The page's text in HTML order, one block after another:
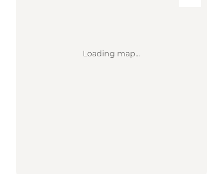
Loading map...